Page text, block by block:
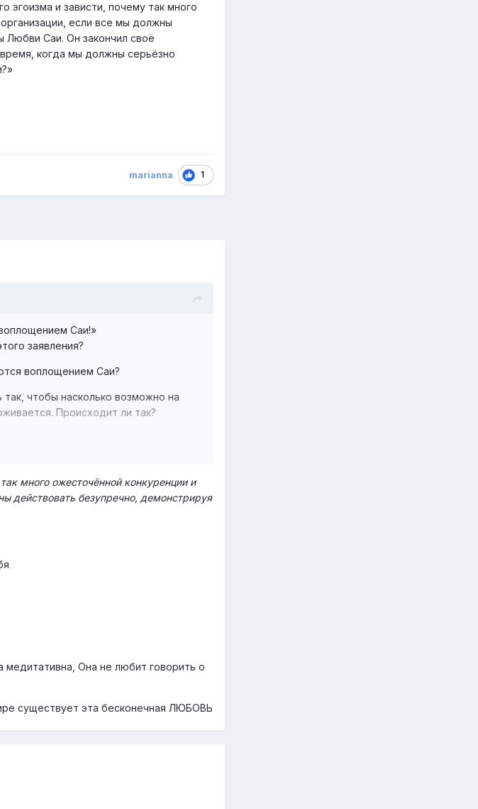
эгоизма и зависти, почему так много
если все мы должны
Любви Саи. Он закончил своё
когда мы должны серьёзно
marianna 1
Саи!»
заявления?
воплощением Саи?
чтобы насколько возможно на
Происходит ли так?
борьбы даже внутри
миру великие примеры
словами: «Пришло время,
много ожесточённой конкуренции и
действовать безупречно, демонстрируя
медитативна, Она не любит говорить о
существует эта бесконечная ЛЮБОВЬ